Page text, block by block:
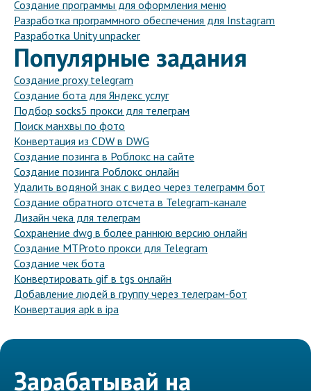
Создание программы для оформления меню
Разработка программного обеспечения для Instagram
Разработка Unity unpacker
Популярные задания
Создание proxy telegram
Создание бота для Яндекс услуг
Подбор socks5 прокси для телеграм
Поиск манхвы по фото
Конвертация из CDW в DWG
Создание позинга в Роблокс на сайте
Создание позинга Роблокс онлайн
Удалить водяной знак с видео через телеграмм бот
Создание обратного отсчета в Telegram-канале
Дизайн чека для телеграм
Сохранение dwg в более раннюю версию онлайн
Создание MTProto прокси для Telegram
Создание чек бота
Конвертировать gif в tgs онлайн
Добавление людей в группу через телеграм-бот
Конвертация apk в ipa
Зарабатывай на